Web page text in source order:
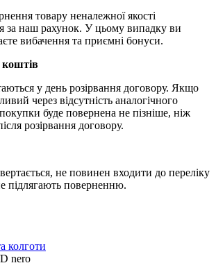
товару неналежної якості
за наш рахунок. У цьому випадку ви
вибачення та приємні бонуси.
у день розірвання договору. Якщо
через відсутність аналогічного
буде повернена не пізніше, ніж
розірвання договору.
не повинен входити до переліку
підлягають поверненню.
колготи
nero